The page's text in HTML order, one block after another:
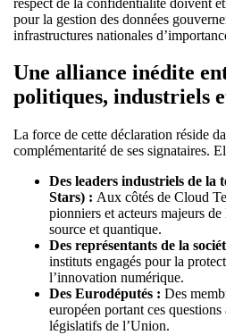
pour la gestion des données
infrastructures nationales
Une alliance inédite
politiques, industriels
La force de cette déclaration réside
complémentarité de ses signataires.
Des leaders industriels de la
Stars) : Aux côtés de Cloud
pionniers et acteurs majeurs
source et quantique.
Des représentants de la
instituts engagés pour la
l’innovation numérique.
Des Eurodéputés : Des
européen portant ces
législatifs de l’Union.